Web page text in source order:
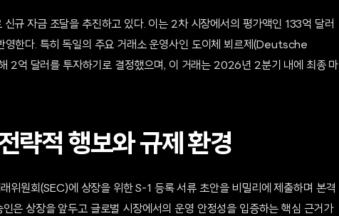
규 자금 조달을 추진하고 있다. 이는 2차 시장에서의 평가액인 133억 달러
영한다. 특히 독일의 주요 거래소 운영사인 도이체 뵈르제(Deutsche
2억 달러를 투자하기로 결정했으며, 이 거래는 2026년 2분기 내에 최종 마
적 행보와 규제 환경
위원회(SEC)에 상장을 위한 S-1 등록 서류 초안을 비밀리에 제출하며 본격
은 상장을 앞두고 글로벌 시장에서의 운영 안정성을 입증하는 핵심 근거가